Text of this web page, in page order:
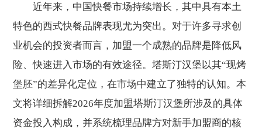
近年来，中国快餐市场持续增长，其中具有本土
特色的西式快餐品牌表现尤为突出。对于许多寻求创
业机会的投资者而言，加盟一个成熟的品牌是降低风
险、快速进入市场的有效途径。塔斯汀汉堡以其“现烤
堡胚”的差异化定位，在市场中建立了独特的认知。本
文将详细拆解2026年度加盟塔斯汀汉堡所涉及的具体
资金投入构成，并系统梳理品牌方对新手加盟商的核